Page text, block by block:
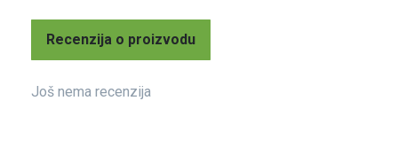
Recenzija o proizvodu
Još nema recenzija